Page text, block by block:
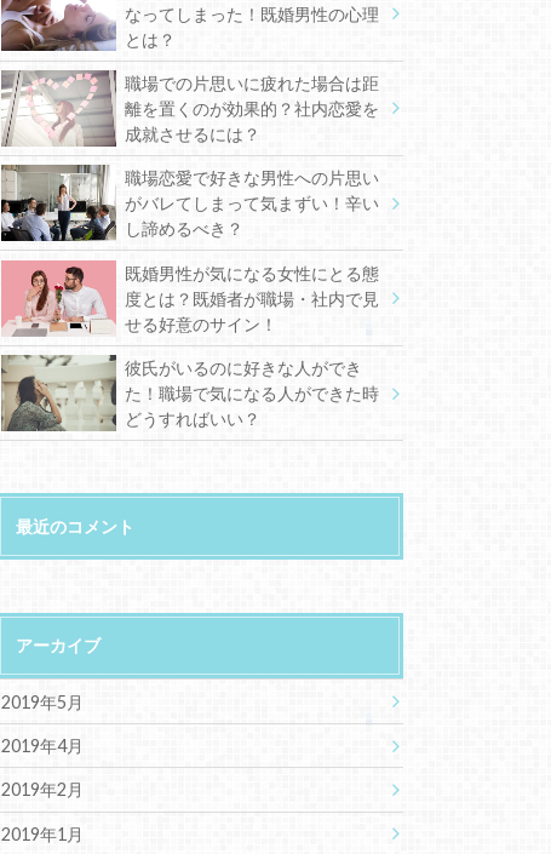
なってしまった！既婚男性の心理
とは？
職場での片思いに疲れた場合は距
離を置くのが効果的？社内恋愛を
成就させるには？
職場恋愛で好きな男性への片思い
がバレてしまって気まずい！辛い
し諦めるべき？
既婚男性が気になる女性にとる態
度とは？既婚者が職場・社内で見
せる好意のサイン！
彼氏がいるのに好きな人ができ
た！職場で気になる人ができた時
どうすればいい？
最近のコメント
アーカイブ
2019年5月
2019年4月
2019年2月
2019年1月